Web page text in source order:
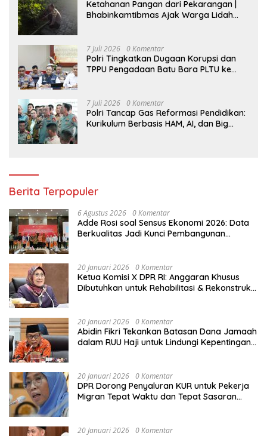
Ketahanan Pangan dari Pekarangan |
Bhabinkamtibmas Ajak Warga Lidah
7 Juli 2026 0 Komentar
Polri Tingkatkan Dugaan Korupsi dan
TPPU Pengadaan Batu Bara PLTU ke
7 Juli 2026 0 Komentar
Polri Tancap Gas Reformasi Pendidikan:
Kurikulum Berbasis HAM, AI, dan Big
Berita Terpopuler
6 Agustus 2026 0 Komentar
Adde Rosi soal Sensus Ekonomi 2026: Data
Berkualitas Jadi Kunci Pembangunan
20 Januari 2026 0 Komentar
Ketua Komisi X DPR RI: Anggaran Khusus
Dibutuhkan untuk Rehabilitasi & Rekonstruksi
20 Januari 2026 0 Komentar
Abidin Fikri Tekankan Batasan Dana Jamaah
dalam RUU Haji untuk Lindungi Kepentingan
20 Januari 2026 0 Komentar
DPR Dorong Penyaluran KUR untuk Pekerja
Migran Tepat Waktu dan Tepat Sasaran
20 Januari 2026 0 Komentar